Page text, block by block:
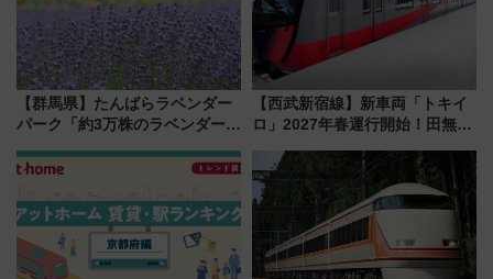
【群馬県】たんばらラベンダー
パーク「約3万株のラベンダー」
で都心から約1時間半で夏の絶景
【西武新宿線】新車両「トキイ
ロ」2027年春運行開始！田無・
「第2弾」も